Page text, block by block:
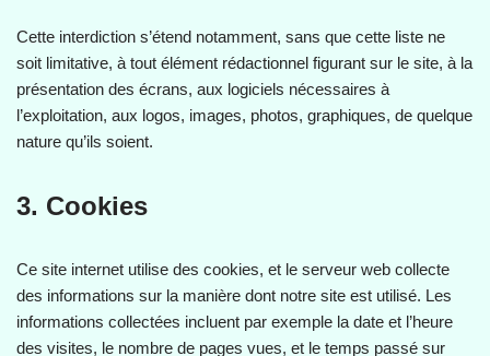
Cette interdiction s’étend notamment, sans que cette liste ne
soit limitative, à tout élément rédactionnel figurant sur le site, à la
présentation des écrans, aux logiciels nécessaires à
l’exploitation, aux logos, images, photos, graphiques, de quelque
nature qu’ils soient.
3. Cookies
Ce site internet utilise des cookies, et le serveur web collecte
des informations sur la manière dont notre site est utilisé. Les
informations collectées incluent par exemple la date et l’heure
des visites, le nombre de pages vues, et le temps passé sur